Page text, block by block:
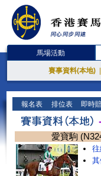
馬場活動
賽事資料(本地)
報名表 排位表 即時
愛寶駒